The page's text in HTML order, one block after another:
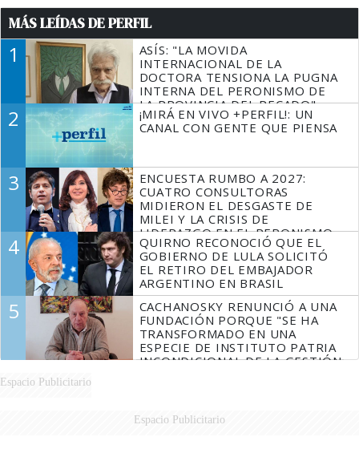
MÁS LEÍDAS DE PERFIL
1
ASÍS: "LA MOVIDA
INTERNACIONAL DE LA
DOCTORA TENSIONA LA PUGNA
INTERNA DEL PERONISMO DE
LA PROVINCIA DEL PECADO"
2
¡MIRÁ EN VIVO +PERFIL!: UN
CANAL CON GENTE QUE PIENSA
3
ENCUESTA RUMBO A 2027:
CUATRO CONSULTORAS
MIDIERON EL DESGASTE DE
MILEI Y LA CRISIS DE
LIDERAZGO EN EL PERONISMO
4
QUIRNO RECONOCIÓ QUE EL
GOBIERNO DE LULA SOLICITÓ
EL RETIRO DEL EMBAJADOR
ARGENTINO EN BRASIL
5
CACHANOSKY RENUNCIÓ A UNA
FUNDACIÓN PORQUE "SE HA
TRANSFORMADO EN UNA
ESPECIE DE INSTITUTO PATRIA
INCONDICIONAL DE LA GESTIÓN
Espacio Publicitario
Espacio Publicitario